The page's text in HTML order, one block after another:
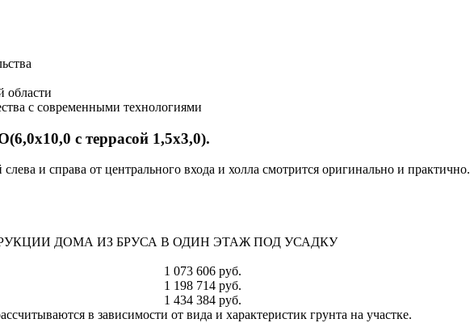
области
с современными технологиями
с террасой 1,5х3,0).
и справа от центрального входа и холла смотрится оригинально и практично.
ДОМА ИЗ БРУСА В ОДИН ЭТАЖ ПОД УСАДКУ
1 073 606 руб.
1 198 714 руб.
1 434 384 руб.
в зависимости от вида и характеристик грунта на участке.